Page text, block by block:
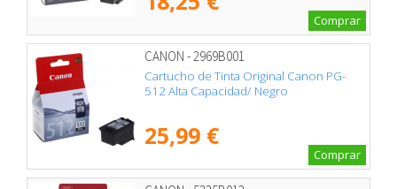
Comprar
CANON - 2969B001
Cartucho de Tinta Original Canon PG-
512 Alta Capacidad/ Negro
25,99 €
Comprar